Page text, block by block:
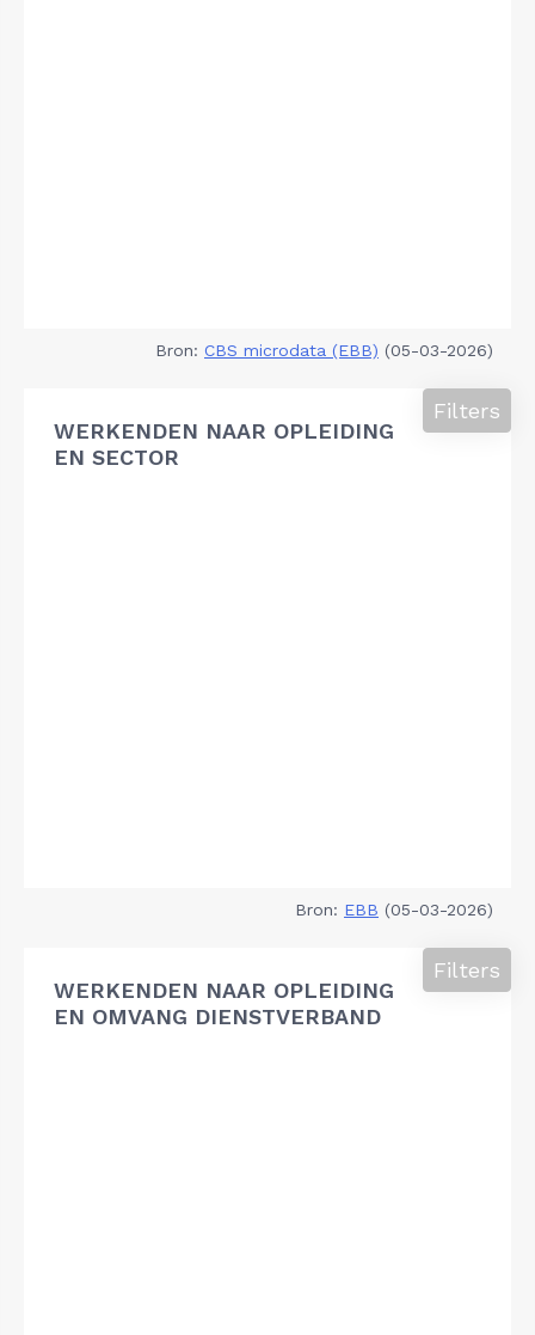
Bron: CBS microdata (EBB) (05-03-2026)
WERKENDEN NAAR OPLEIDING
EN SECTOR
Filters
Bron: EBB (05-03-2026)
WERKENDEN NAAR OPLEIDING
EN OMVANG DIENSTVERBAND
Filters